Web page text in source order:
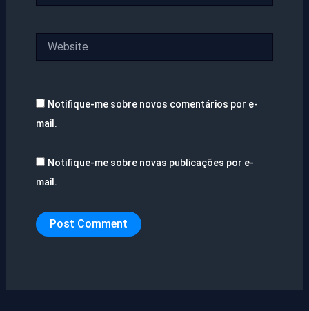
Notifique-me sobre novos comentários por e-
mail.
Notifique-me sobre novas publicações por e-
mail.